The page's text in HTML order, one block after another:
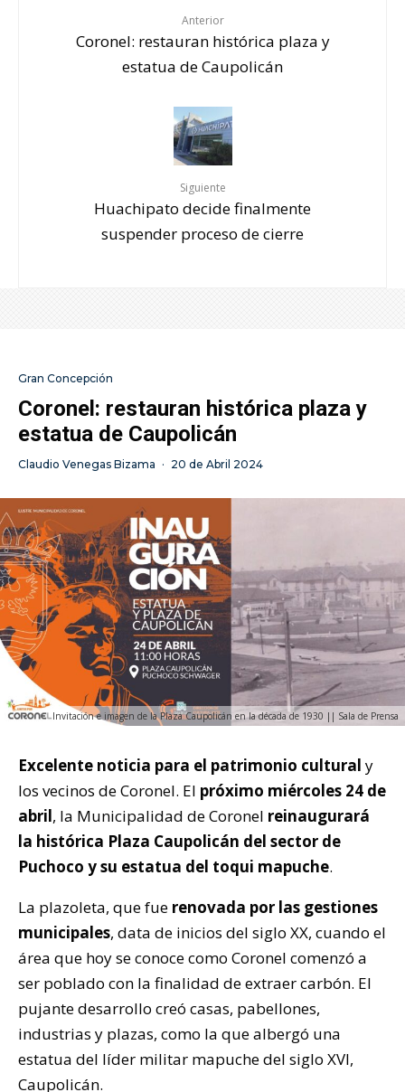
Anterior
Coronel: restauran histórica plaza y
estatua de Caupolicán
Siguiente
Huachipato decide finalmente
suspender proceso de cierre
Gran Concepción
Coronel: restauran histórica plaza y
estatua de Caupolicán
Claudio Venegas Bizama · 20 de Abril 2024
Invitación e imagen de la Plaza Caupolicán en la década de 1930 || Sala de Prensa
Excelente noticia para el patrimonio cultural y
los vecinos de Coronel. El próximo miércoles 24 de
abril, la Municipalidad de Coronel reinaugurará
la histórica Plaza Caupolicán del sector de
Puchoco y su estatua del toqui mapuche.
La plazoleta, que fue renovada por las gestiones
municipales, data de inicios del siglo XX, cuando el
área que hoy se conoce como Coronel comenzó a
ser poblado con la finalidad de extraer carbón. El
pujante desarrollo creó casas, pabellones,
industrias y plazas, como la que albergó una
estatua del líder militar mapuche del siglo XVI,
Caupolicán.